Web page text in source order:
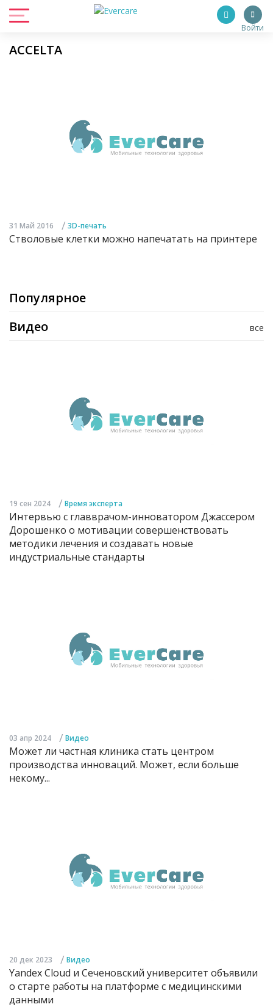
Войти
ACCELTA
31 Май 2016 / 3D-печать
Стволовые клетки можно напечатать на принтере
Популярное
все
Видео
19 сен 2024 / Время эксперта
Интервью с главврачом-инноватором Джассером
Дорошенко о мотивации совершенствовать
методики лечения и создавать новые
индустриальные стандарты
03 апр 2024 / Видео
Может ли частная клиника стать центром
производства инноваций. Может, если больше
некому...
20 дек 2023 / Видео
Yandex Cloud и Сеченовский университет объявили
о старте работы на платформе с медицинскими
данными